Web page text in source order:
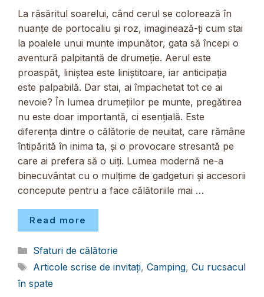
La răsăritul soarelui, când cerul se colorează în
nuanțe de portocaliu și roz, imaginează-ți cum stai
la poalele unui munte impunător, gata să începi o
aventură palpitantă de drumeție. Aerul este
proaspăt, liniștea este liniștitoare, iar anticipația
este palpabilă. Dar stai, ai împachetat tot ce ai
nevoie? În lumea drumețiilor pe munte, pregătirea
nu este doar importantă, ci esențială. Este
diferența dintre o călătorie de neuitat, care rămâne
întipărită în inima ta, și o provocare stresantă pe
care ai prefera să o uiți. Lumea modernă ne-a
binecuvântat cu o mulțime de gadgeturi și accesorii
concepute pentru a face călătoriile mai …
Read more
Categorii
Sfaturi de călătorie
Etichete
Articole scrise de invitați, Camping, Cu rucsacul
în spate